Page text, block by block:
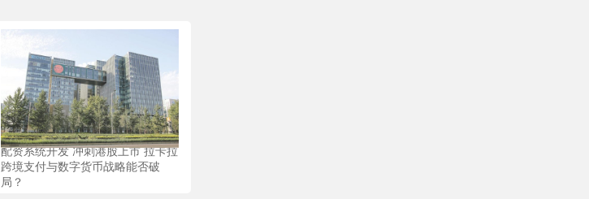
配资系统开发 冲刺港股上市 拉卡拉
跨境支付与数字货币战略能否破
局？